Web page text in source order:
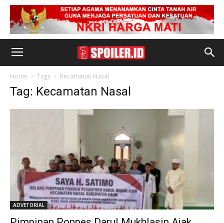
Home Tags Kecamatan Nasal
Tag: Kecamatan Nasal
ADVETORIAL